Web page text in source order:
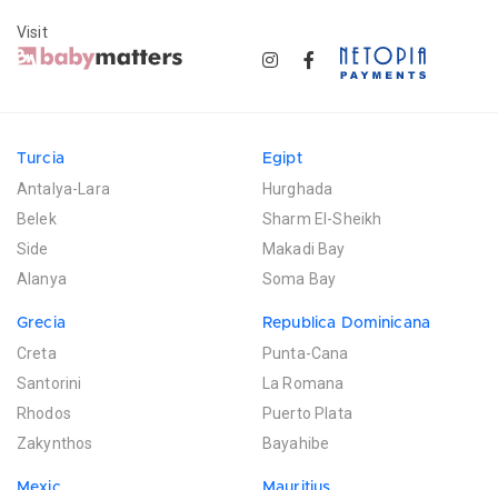
Visit
Turcia
Antalya-Lara
Belek
Side
Alanya
Egipt
Hurghada
Sharm El-Sheikh
Makadi Bay
Soma Bay
Grecia
Creta
Santorini
Rhodos
Zakynthos
Republica Dominicana
Punta-Cana
La Romana
Puerto Plata
Bayahibe